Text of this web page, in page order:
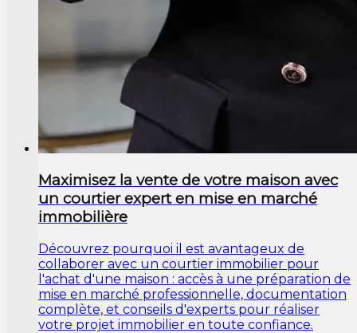
Maximisez la vente de votre maison avec
un courtier expert en mise en marché
immobilière
Découvrez pourquoi il est avantageux de
collaborer avec un courtier immobilier pour
l'achat d'une maison : accès à une préparation de
mise en marché professionnelle, documentation
complète, et conseils d'experts pour réaliser
votre projet immobilier en toute confiance.